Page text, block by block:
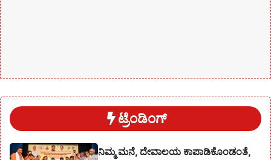
ಟ್ರೆಂಡಿಂಗ್
ನಿಮ್ಮ ಮನೆ, ದೇವಾಲಯ ಕಾಪಾಡಿಕೊಂಡಂತೆ,